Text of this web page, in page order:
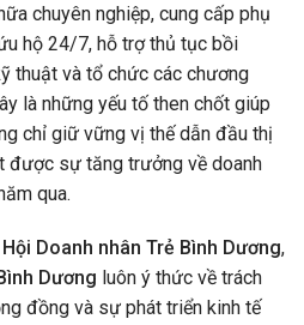
chuyên nghiệp, cung cấp phụ
hộ 24/7, hỗ trợ thủ tục bồi
thuật và tổ chức các chương
là những yếu tố then chốt giúp
chỉ giữ vững vị thế dẫn đầu thị
được sự tăng trưởng về doanh
qua.
Doanh nhân Trẻ Bình Dương,
Dương luôn ý thức về trách
đồng và sự phát triển kinh tế